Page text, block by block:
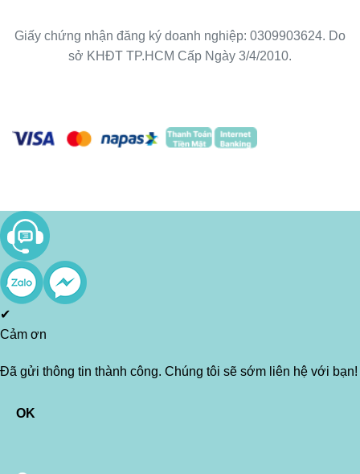
Giấy chứng nhận đăng ký doanh nghiệp: 0309903624. Do
sở KHĐT TP.HCM Cấp Ngày 3/4/2010.
✔
Cảm ơn
Đã gửi thông tin thành công. Chúng tôi sẽ sớm liên hệ với bạn!
OK